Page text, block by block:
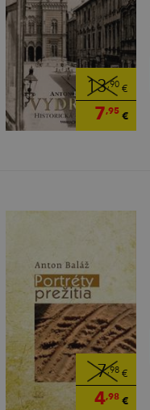
13,90€
7,95€
7,98€
4,98€